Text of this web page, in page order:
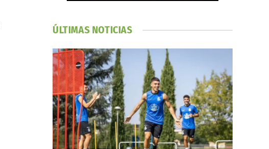
ÚLTIMAS NOTICIAS